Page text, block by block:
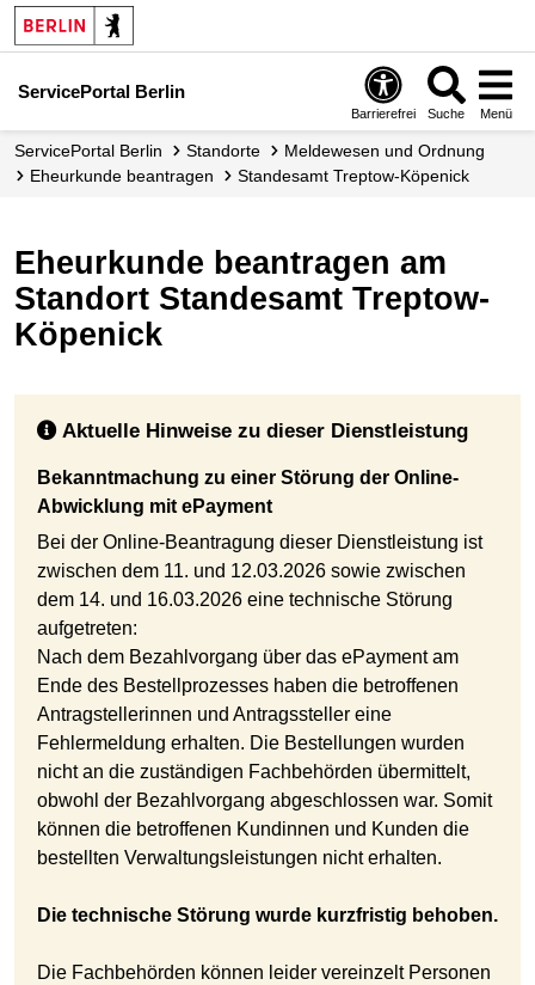
ServicePortal Berlin
Barrierefrei Suche Menü
ServicePortal Berlin Standorte
Meldewesen und Ordnung
Eheurkunde beantragen
Standesamt Treptow-Köpenick
Eheurkunde beantragen am
Standort Standesamt Treptow-
Köpenick
Aktuelle Hinweise zu dieser Dienstleistung
Bekanntmachung zu einer Störung der Online-
Abwicklung mit ePayment
Bei der Online-Beantragung dieser Dienstleistung ist
zwischen dem 11. und 12.03.2026 sowie zwischen
dem 14. und 16.03.2026 eine technische Störung
aufgetreten:
Nach dem Bezahlvorgang über das ePayment am
Ende des Bestellprozesses haben die betroffenen
Antragstellerinnen und Antragssteller eine
Fehlermeldung erhalten. Die Bestellungen wurden
nicht an die zuständigen Fachbehörden übermittelt,
obwohl der Bezahlvorgang abgeschlossen war. Somit
können die betroffenen Kundinnen und Kunden die
bestellten Verwaltungsleistungen nicht erhalten.
Die technische Störung wurde kurzfristig behoben.
Die Fachbehörden können leider vereinzelt Personen